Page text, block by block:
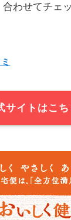
わせてチェ
サイトはこち